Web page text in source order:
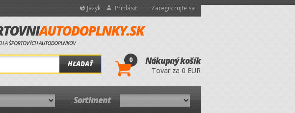
Jazyk Prihlásiť Zaregistrujte sa
HĽADAŤ 0 Nákupný košík
Tovar za 0 EUR
Sortiment